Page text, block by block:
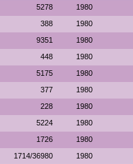
5278 1980
388 1980
9351 1980
448 1980
5175 1980
377 1980
228 1980
5224 1980
1726 1980
1714/36980 1980